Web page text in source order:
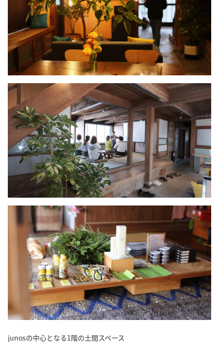
junosの中心となる1階の土間スペース